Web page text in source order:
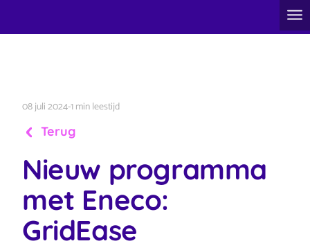
08 juli 2024-1 min leestijd
Terug
Nieuw programma
met Eneco:
GridEase